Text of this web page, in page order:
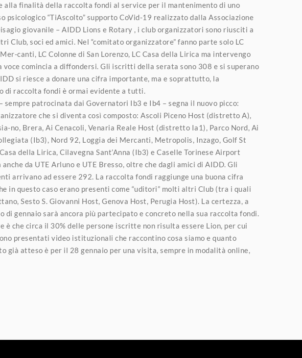
alla finalità della raccolta fondi al service per il mantenimento di uno
psicologico “TiAscolto” supporto CoVid-19 realizzato dalla Associazione
giovanile – AIDD Lions e Rotary , i club organizzatori sono riusciti a
Club, soci ed amici. Nel “comitato organizzatore” fanno parte solo LC
canti, LC Colonne di San Lorenzo, LC Casa della Lirica ma intervengo
voce comincia a diffondersi. Gli iscritti della serata sono 308 e si superano
si riesce a donare una cifra importante, ma e soprattutto, la
di raccolta fondi è ormai evidente a tutti.
sempre patrocinata dai Governatori Ib3 e Ib4 – segna il nuovo picco:
che si diventa così composto: Ascoli Piceno Host (distretto A),
no, Brera, Ai Cenacoli, Venaria Reale Host (distretto Ia1), Parco Nord, Ai
(Ib3), Nord 92, Loggia dei Mercanti, Metropolis, Inzago, Golf St
della Lirica, Cilavegna Sant’Anna (Ib3) e Caselle Torinese Airport
da UTE Arluno e UTE Bresso, oltre che dagli amici di AIDD. Gli
arrivano ad essere 292. La raccolta fondi raggiunge una buona cifra
in questo caso erano presenti come “uditori” molti altri Club (tra i quali
Sesto S. Giovanni Host, Genova Host, Perugia Host). La certezza, a
di gennaio sarà ancora più partecipato e concreto nella sua raccolta fondi.
è che circa il 30% delle persone iscritte non risulta essere Lion, per cui
presentati video istituzionali che raccontino cosa siamo e quanto
già atteso è per il 28 gennaio per una visita, sempre in modalità online,